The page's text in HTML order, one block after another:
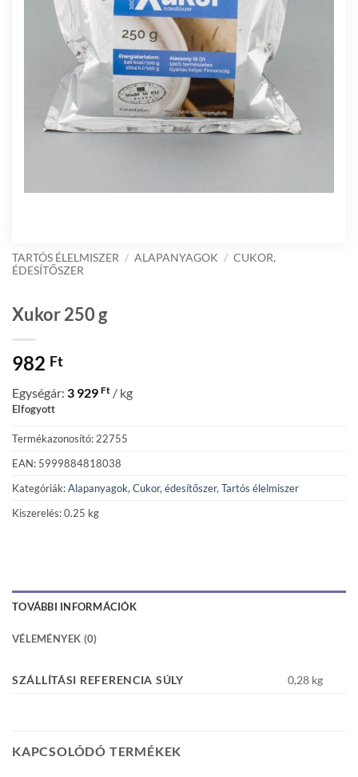
TARTÓS ÉLELMISZER / ALAPANYAGOK / CUKOR,
ÉDESÍTŐSZER
Xukor 250 g
982 Ft
Egységár: 3 929 Ft / kg
Elfogyott
Termékazonosító: 22755
EAN: 5999884818038
Kategóriák:Alapanyagok, Cukor, édesítőszer, Tartós élelmiszer
Kiszerelés: 0.25 kg
TOVÁBBI INFORMÁCIÓK
VÉLEMÉNYEK (0)
SZÁLLÍTÁSI REFERENCIA SÚLY 0,28 kg
KAPCSOLÓDÓ TERMÉKEK